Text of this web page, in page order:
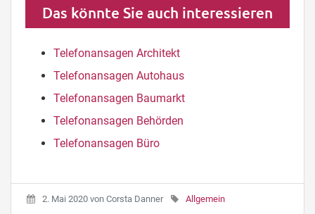
Das könnte Sie auch interessieren
Telefonansagen Architekt
Telefonansagen Autohaus
Telefonansagen Baumarkt
Telefonansagen Behörden
Telefonansagen Büro
2. Mai 2020 von Corsta Danner Allgemein